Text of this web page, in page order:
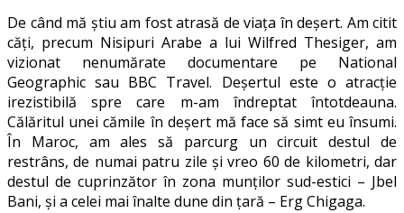
De când mă ştiu am fost atrasă de viaţa în deşert. Am citit
căţi, precum Nisipuri Arabe a lui Wilfred Thesiger, am
vizionat nenumărate documentare pe National
Geographic sau BBC Travel. Deşertul este o atracţie
irezistibilă spre care m-am îndreptat întotdeauna.
Călăritul unei cămile în deşert mă face să simt eu însumi.
În Maroc, am ales să parcurg un circuit destul de
restrâns, de numai patru zile şi vreo 60 de kilometri, dar
destul de cuprinzător în zona munţilor sud-estici – Jbel
Bani, şi a celei mai înalte dune din ţară – Erg Chigaga.